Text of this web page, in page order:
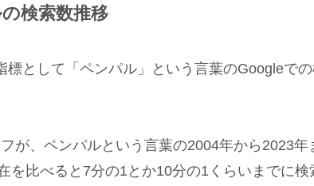
検索数推移
標として「ペンパル」という言葉のGoogleで
が、ペンパルという言葉の2004年から2023年
を比べると7分の1とか10分の1くらいまでに